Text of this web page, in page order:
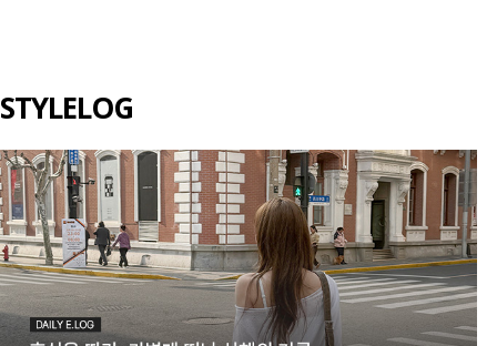
STYLELOG